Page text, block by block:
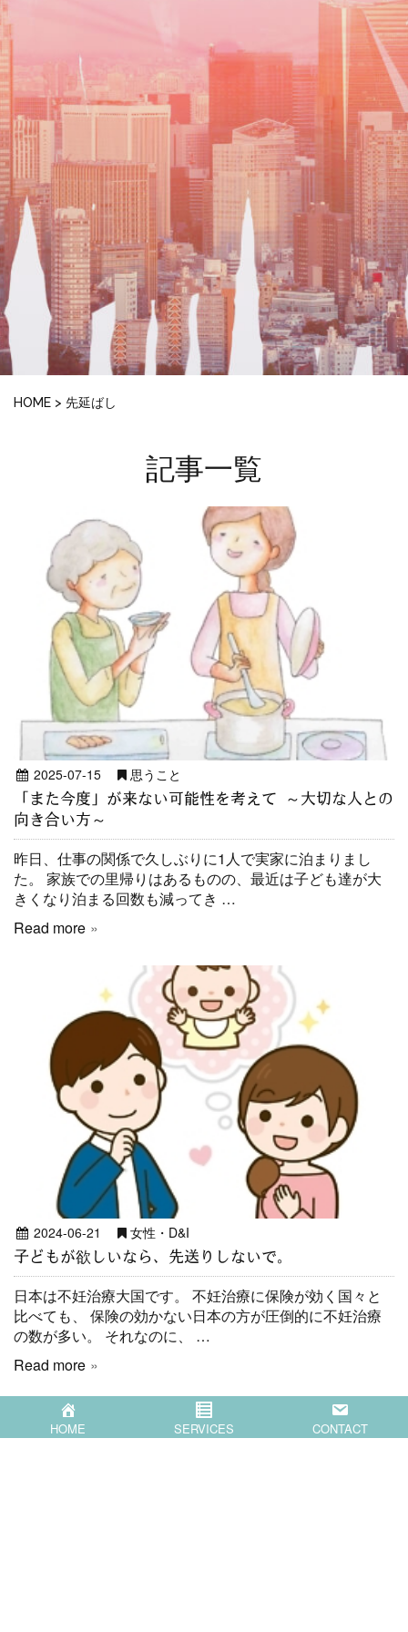
HOME > 先延ばし
記事一覧
2025-07-15 思うこと
「また今度」が来ない可能性を考えて ～大切な人との
向き合い方～
昨日、仕事の関係で久しぶりに1人で実家に泊まりまし
た。 家族での里帰りはあるものの、最近は子ども達が大
きくなり泊まる回数も減ってき …
Read more
2024-06-21 女性・D&I
子どもが欲しいなら、先送りしないで。
日本は不妊治療大国です。 不妊治療に保険が効く国々と
比べても、 保険の効かない日本の方が圧倒的に不妊治療
の数が多い。 それなのに、 …
Read more
HOME SERVICES CONTACT